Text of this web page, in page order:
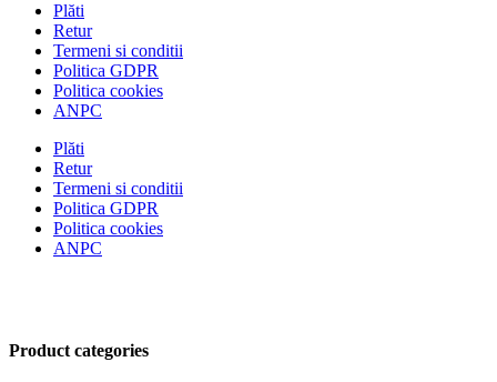
Plăti
Retur
Termeni si conditii
Politica GDPR
Politica cookies
ANPC
Plăti
Retur
Termeni si conditii
Politica GDPR
Politica cookies
ANPC
Product categories